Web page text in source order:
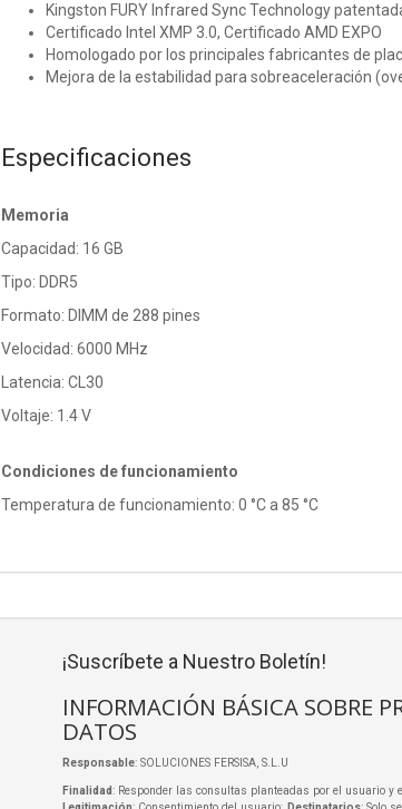
Kingston FURY Infrared Sync Technology
Certificado Intel XMP 3.0, Certificado AMD EXPO
Homologado por los principales fabricantes de
Mejora de la estabilidad para sobreaceleración
Especificaciones
Memoria
Capacidad: 16 GB
Tipo: DDR5
Formato: DIMM de 288 pines
Velocidad: 6000 MHz
Latencia: CL30
Voltaje: 1.4 V
Condiciones de funcionamiento
Temperatura de funcionamiento: 0 °C a 85 °C
¡Suscríbete a Nuestro Boletín!
INFORMACIÓN BÁSICA SOBRE
DATOS
Responsable: SOLUCIONES FERSISA, S.L.U
Finalidad: Responder las consultas planteadas por el usuario y